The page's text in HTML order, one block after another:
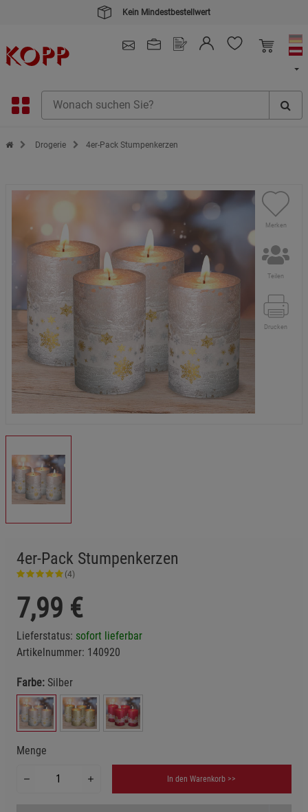
Kein Mindestbestellwert
Zur Startseite des Kopp Verlag Online-Shop
Drogerie 4er-Pack Stumpenkerzen
Merken
Teilen
Drucken
4er-Pack Stumpenkerzen
(4)
7,99 €
Lieferstatus: sofort lieferbar
Artikelnummer: 140920
Farbe: Silber
Menge
In den Warenkorb >>